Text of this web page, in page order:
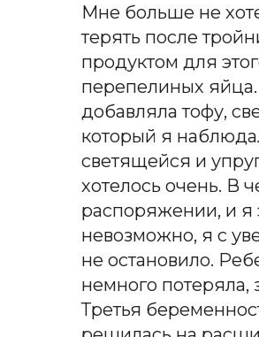
Мне больше не
терять после
продуктом для
перепелиных
добавляла тофу,
который я
светящейся и
хотелось очень. В
распоряжении, и я
невозможно, я с
не остановило.
немного потеряла,
Третья